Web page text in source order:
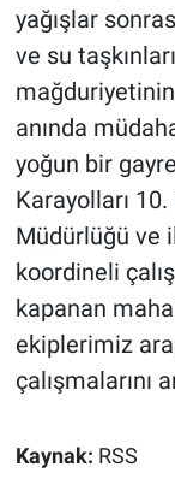
yağışlar
ve su
anında
yoğun bir
Karayolları
Müdürlüğü ve
koordineli
kapanan
ekiplerimiz
çalışmalarını
Kaynak: RSS